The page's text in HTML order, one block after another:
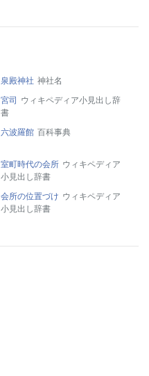
泉殿神社 神社名
宮司 ウィキペディア小見出し辞
書
六波羅館 百科事典
室町時代の会所 ウィキペディア
小見出し辞書
会所の位置づけ ウィキペディア
小見出し辞書